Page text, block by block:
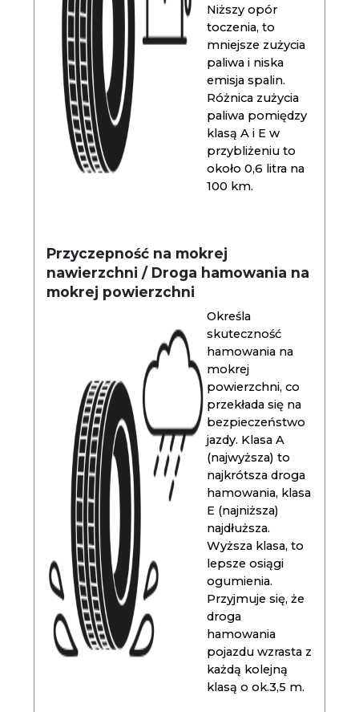
Niższy opór
toczenia, to
mniejsze zużycia
paliwa i niska
emisja spalin.
Różnica zużycia
paliwa pomiędzy
klasą A i E w
przybliżeniu to
około 0,6 litra na
100 km.
Przyczepność na mokrej
nawierzchni / Droga hamowania na
mokrej powierzchni
Określa
skuteczność
hamowania na
mokrej
powierzchni, co
przekłada się na
bezpieczeństwo
jazdy. Klasa A
(najwyższa) to
najkrótsza droga
hamowania, klasa
E (najniższa)
najdłuższa.
Wyższa klasa, to
lepsze osiągi
ogumienia.
Przyjmuje się, że
droga
hamowania
pojazdu wzrasta z
każdą kolejną
klasą o ok.3,5 m.